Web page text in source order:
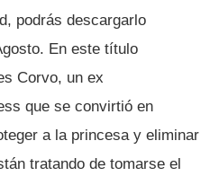
podrás descargarlo
En este tí­tulo
Corvo, un ex
que se convirtió en
a la princesa y eliminar
tratando de tomarse el